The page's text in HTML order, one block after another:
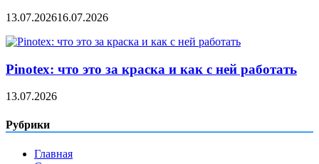
13.07.202616.07.2026
Pinotex: что это за краска и как с ней работать
13.07.2026
Рубрики
Главная